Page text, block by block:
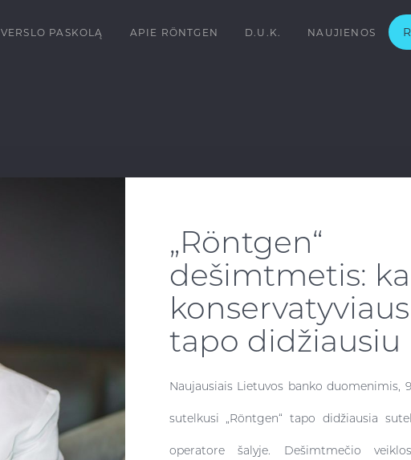
PASKOLĄ APIE RÖNTGEN D.U.K. NAUJIENOS
„Röntgen“
dešimtmetis:
tapo didžiausiu
Naujausiais Lietuvos banko duomenimis,
sutelkusi „Röntgen“ tapo didžiausia
operatore šalyje. Dešimtmečio